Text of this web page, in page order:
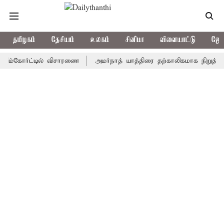
தமிழகம் தேசியம் உலகம் சினிமா விளையாட்டு
விசாரணை அமர்நாத் யாத்திரை தற்காலிகமாக நிறுத்தம்